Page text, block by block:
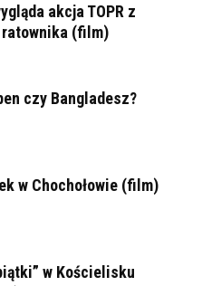
akcja TOPR z
(film)
czy Bangladesz?
w Chochołowie (film)
w Kościelisku